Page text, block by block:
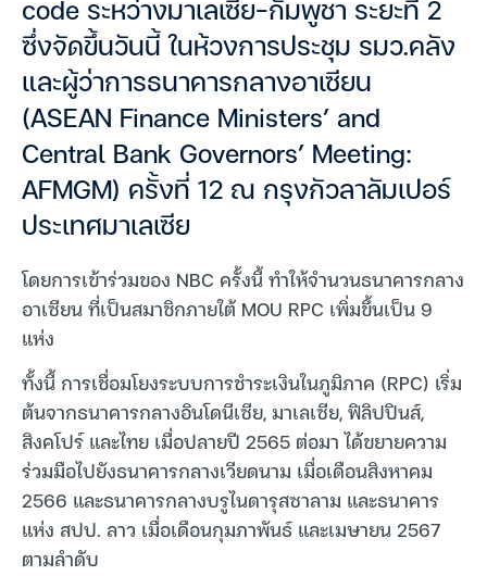
code ระหว่างมาเลเซีย-กัมพูชา ระยะที่ 2
ซึ่งจัดขึ้นวันนี้ ในห้วงการประชุม รมว.คลัง
และผู้ว่าการธนาคารกลางอาเซียน
(ASEAN Finance Ministers’ and
Central Bank Governors’ Meeting:
AFMGM) ครั้งที่ 12 ณ กรุงกัวลาลัมเปอร์
ประเทศมาเลเซีย
โดยการเข้าร่วมของ NBC ครั้งนี้ ทำให้จำนวนธนาคารกลาง
อาเซียน ที่เป็นสมาชิกภายใต้ MOU RPC เพิ่มขึ้นเป็น 9
แห่ง
ทั้งนี้ การเชื่อมโยงระบบการชำระเงินในภูมิภาค (RPC) เริ่ม
ต้นจากธนาคารกลางอินโดนีเซีย, มาเลเซีย, ฟิลิปปินส์,
สิงคโปร์ และไทย เมื่อปลายปี 2565 ต่อมา ได้ขยายความ
ร่วมมือไปยังธนาคารกลางเวียดนาม เมื่อเดือนสิงหาคม
2566 และธนาคารกลางบรูไนดารุสซาลาม และธนาคาร
แห่ง สปป. ลาว เมื่อเดือนกุมภาพันธ์ และเมษายน 2567
ตามลำดับ